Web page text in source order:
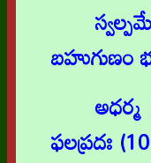
బహుగుణం
ఫలప్రదః